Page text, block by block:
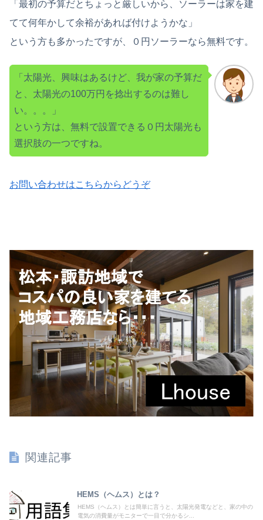
「最初の予算だとちょっと厳しいから、ソーラーは家を建
てて何年かして余裕があれば付けようかな」
という方も多かったですが、０円ソーラーなら無料です。
「太陽光、興味はあるけど、我が家の予算だ
と、太陽光の100万円を捻出するのは難し
い。。。」
という方は、無料で設置できる０円太陽光も
選択肢の一つですね。
お問い合わせはこちらからどうぞ
関連記事
HEMS（ヘムス）とは？
HEMS（ヘムス）とは簡単に言うと、太陽光発電などと、家の中の
電気の消費量がモニターで一目で分かるシ...